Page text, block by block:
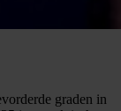
graden in